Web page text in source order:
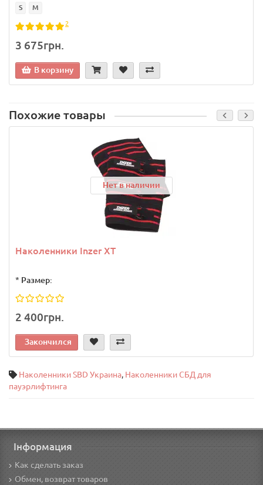
S M
2
3 675грн.
В корзину
Похожие товары
Нет в наличии
Наколенники Inzer XT
* Размер:
2 400грн.
Закончился
Наколенники SBD Украина, Наколенники СБД для
пауэрлифтинга
Інформация
Как сделать заказ
Обмен, возврат товаров